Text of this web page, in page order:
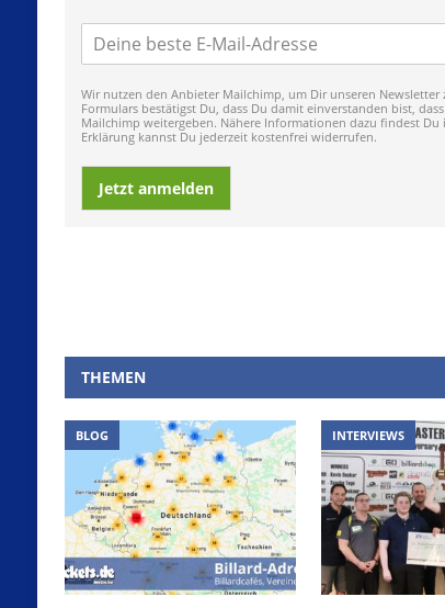
Wir nutzen den Anbieter Mailchimp, um Dir unseren Newsletter
Formulars bestätigst Du, dass Du damit einverstanden bist,
Mailchimp weitergeben. Nähere Informationen dazu findest Du
Erklärung kannst Du jederzeit kostenfrei widerrufen.
Jetzt anmelden
THEMEN
BLOG INTERVIEWS